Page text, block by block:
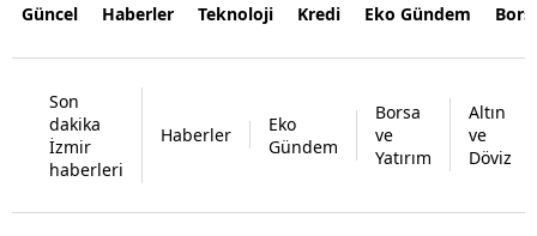
Güncel Haberler Teknoloji Kredi Eko Gündem
Son
dakika
İzmir
haberleri
Haberler
Eko
Gündem
Borsa
ve
Yatırım
Altın
ve
Döviz